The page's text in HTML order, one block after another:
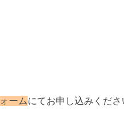
ームにてお申し込みくださ